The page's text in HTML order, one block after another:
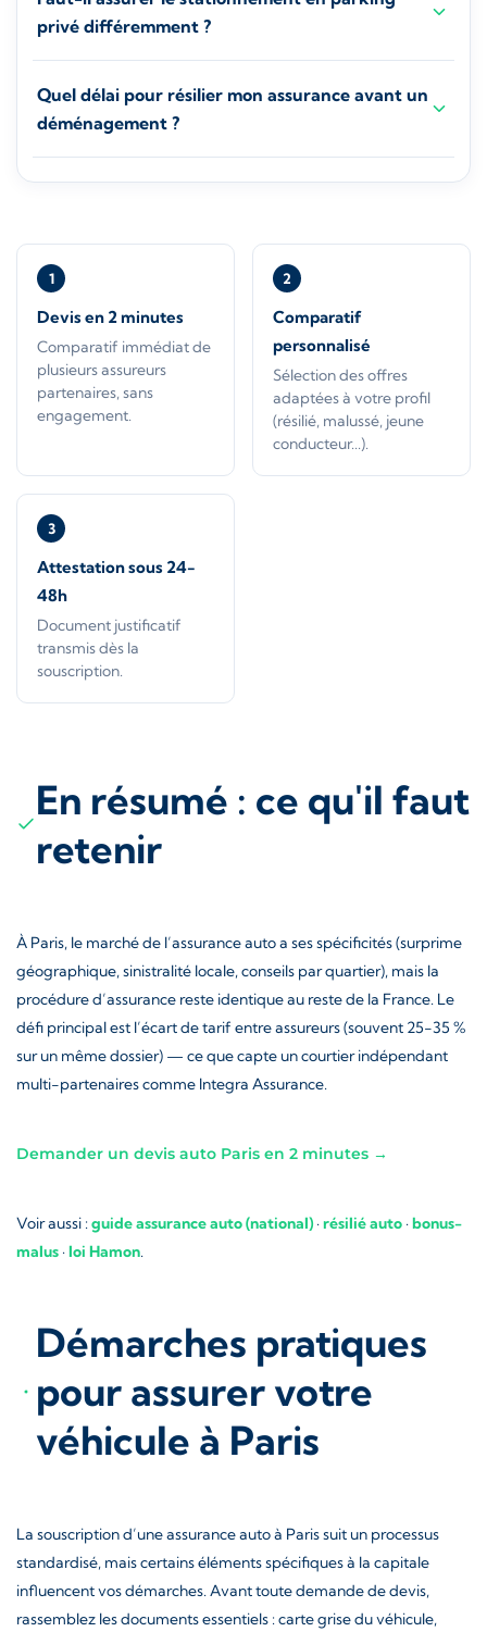
privé différemment ?
Quel délai pour résilier mon assurance avant un
déménagement ?
1
Devis en 2 minutes
Comparatif immédiat de
plusieurs assureurs
partenaires, sans
engagement.
2
Comparatif
personnalisé
Sélection des offres
adaptées à votre profil
(résilié, malussé, jeune
conducteur...).
3
Attestation sous 24-
48h
Document justificatif
transmis dès la
souscription.
En résumé : ce qu'il faut
retenir
À Paris, le marché de l’assurance auto a ses spécificités (surprime
géographique, sinistralité locale, conseils par quartier), mais la
procédure d’assurance reste identique au reste de la France. Le
défi principal est l’écart de tarif entre assureurs (souvent 25-35 %
sur un même dossier) — ce que capte un courtier indépendant
multi-partenaires comme Integra Assurance.
Demander un devis auto Paris en 2 minutes →
Voir aussi :guide assurance auto (national)·résilié auto ·bonus-
malus ·loi Hamon.
Démarches pratiques
pour assurer votre
véhicule à Paris
La souscription d’une assurance auto à Paris suit un processus
standardisé, mais certains éléments spécifiques à la capitale
influencent vos démarches. Avant toute demande de devis,
rassemblez les documents essentiels : carte grise du véhicule,